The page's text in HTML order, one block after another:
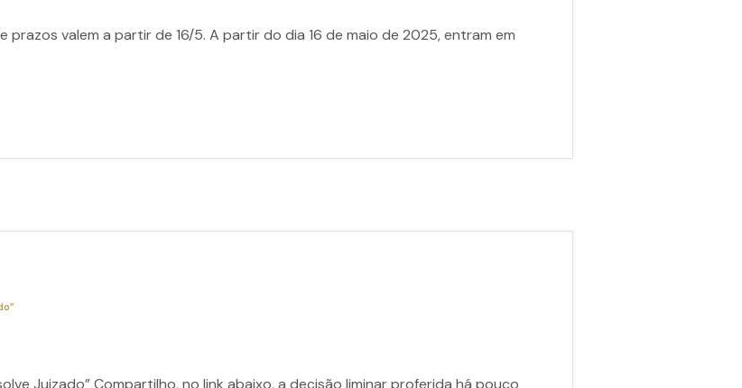
prazos valem a partir de 16/5. A partir do dia 16 de maio de 2025, entram em
Juizado” Compartilho, no link abaixo, a decisão liminar proferida há pouco